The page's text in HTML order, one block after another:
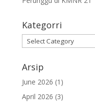
Kategorri
Kategorri
Arsip
June 2026 (1)
April 2026 (3)